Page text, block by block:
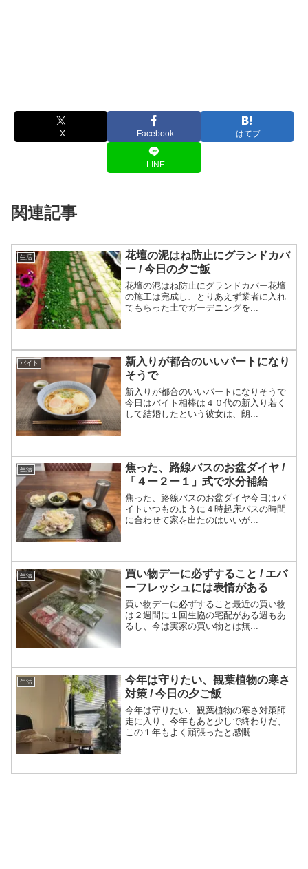
X Facebook はてブ
LINE
関連記事
生活
花壇の泥はね防止にグランドカバ
ー / 今日の夕ご飯
花壇の泥はね防止にグランドカバー花壇
の施工は完成し、とりあえず業者に入れ
てもらった土でガーデニングを...
バイト
新入りが都合のいいパートになり
そうで
新入りが都合のいいパートになりそうで
今日はバイト相棒は４０代の新入り若く
して結婚したという彼女は、朗...
生活
焦った、路線バスのお盆ダイヤ /
「４ー２ー１」式で水分補給
焦った、路線バスのお盆ダイヤ今日はバ
イトいつものように４時起床バスの時間
に合わせて家を出たのはいいが...
生活
買い物デーに必ずすること / エバ
ーフレッシュには表情がある
買い物デーに必ずすること最近の買い物
は２週間に１回生協の宅配がある週もあ
るし、今は実家の買い物とは無...
生活
今年は守りたい、観葉植物の寒さ
対策 / 今日の夕ご飯
今年は守りたい、観葉植物の寒さ対策師
走に入り、今年もあと少しで終わりだ、
この１年もよく頑張ったと感慨...